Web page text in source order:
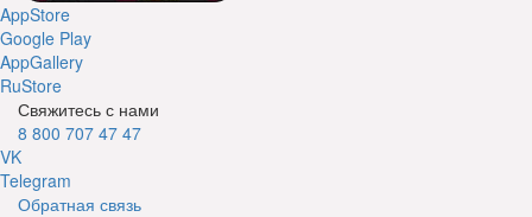
AppStore
Google Play
AppGallery
RuStore
Свяжитесь с нами
8 800 707 47 47
VK
Telegram
Обратная связь